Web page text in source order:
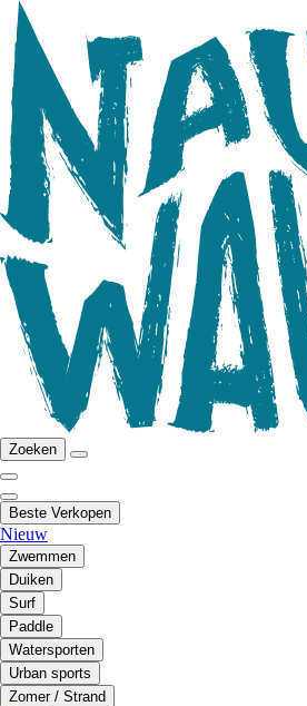
Zoeken
Beste Verkopen
Nieuw
Zwemmen
Duiken
Surf
Paddle
Watersporten
Urban sports
Zomer / Strand